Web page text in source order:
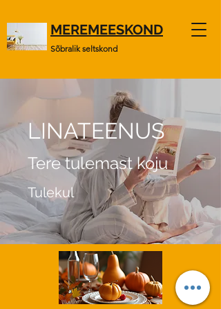
MEREMEESKOND
Sõbralik seltskond
LINATEENUS
Tere tulemast koju
Tulekul